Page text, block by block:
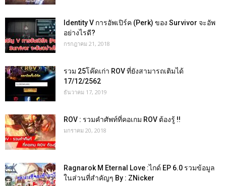
Identity V การอัพเปิร์ค (Perk) ของ Survivor จะอัพ
อย่างไรดี?
กรกฎาคม 21, 2018
รวม 25โค๊ดเก่า ROV ที่ยังสามารถเติมได้
17/12/2562
ธันวาคม 17, 2019
ROV : รวมคำศัพท์ที่คอเกม ROV ต้องรู้ !!
มกราคม 20, 2018
Ragnarok M Eternal Love :ไกด์ EP 6.0 รวมข้อมูล
ในส่วนที่สำคัญๆ By : ZNicker